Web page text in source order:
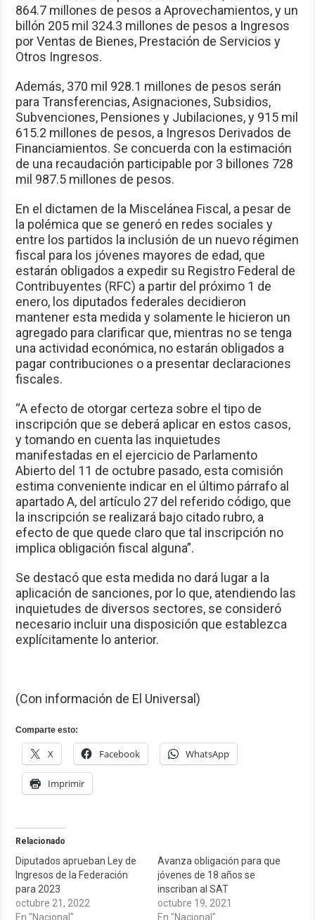
864.7 millones de pesos a Aprovechamientos, y un
billón 205 mil 324.3 millones de pesos a Ingresos
por Ventas de Bienes, Prestación de Servicios y
Otros Ingresos.
Además, 370 mil 928.1 millones de pesos serán
para Transferencias, Asignaciones, Subsidios,
Subvenciones, Pensiones y Jubilaciones, y 915 mil
615.2 millones de pesos, a Ingresos Derivados de
Financiamientos. Se concuerda con la estimación
de una recaudación participable por 3 billones 728
mil 987.5 millones de pesos.
En el dictamen de la Miscelánea Fiscal, a pesar de
la polémica que se generó en redes sociales y
entre los partidos la inclusión de un nuevo régimen
fiscal para los jóvenes mayores de edad, que
estarán obligados a expedir su Registro Federal de
Contribuyentes (RFC) a partir del próximo 1 de
enero, los diputados federales decidieron
mantener esta medida y solamente le hicieron un
agregado para clarificar que, mientras no se tenga
una actividad económica, no estarán obligados a
pagar contribuciones o a presentar declaraciones
fiscales.
“A efecto de otorgar certeza sobre el tipo de
inscripción que se deberá aplicar en estos casos,
y tomando en cuenta las inquietudes
manifestadas en el ejercicio de Parlamento
Abierto del 11 de octubre pasado, esta comisión
estima conveniente indicar en el último párrafo al
apartado A, del artículo 27 del referido código, que
la inscripción se realizará bajo citado rubro, a
efecto de que quede claro que tal inscripción no
implica obligación fiscal alguna”.
Se destacó que esta medida no dará lugar a la
aplicación de sanciones, por lo que, atendiendo las
inquietudes de diversos sectores, se consideró
necesario incluir una disposición que establezca
explícitamente lo anterior.
(Con información de El Universal)
Comparte esto:
X Facebook WhatsApp
Imprimir
Relacionado
Diputados aprueban Ley de
Ingresos de la Federación
para 2023
octubre 21, 2022
En "Nacional"
Avanza obligación para que
jóvenes de 18 años se
inscriban al SAT
octubre 19, 2021
En "Nacional"